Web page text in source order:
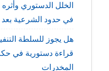
الخلل الدستوري وأثره
في حدود الشرعية
هل يجوز للسلطة
قراءة دستورية في
المخدرات